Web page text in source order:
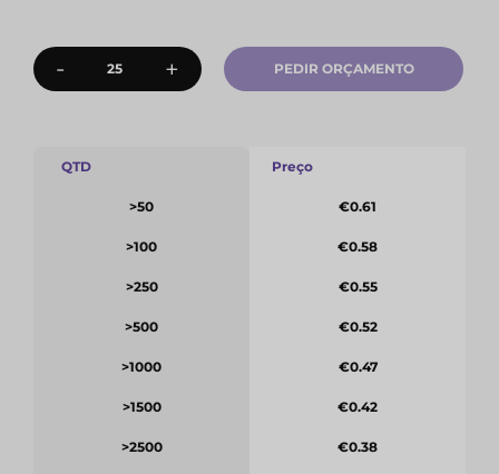
- + PEDIR ORÇAMENTO
QTD
>50
>100
>250
>500
>1000
>1500
>2500
Preço
€0.61
€0.58
€0.55
€0.52
€0.47
€0.42
€0.38